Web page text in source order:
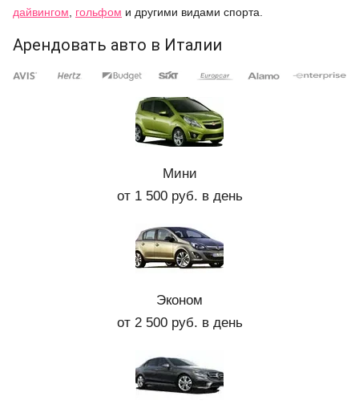
дайвингом
гольфом и другими видами спорта.
Арендовать авто в Италии
Мини
от 1 500 руб. в день
Эконом
от 2 500 руб. в день